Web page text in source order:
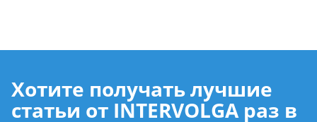
Хотите получать лучшие
статьи от INTERVOLGA раз в